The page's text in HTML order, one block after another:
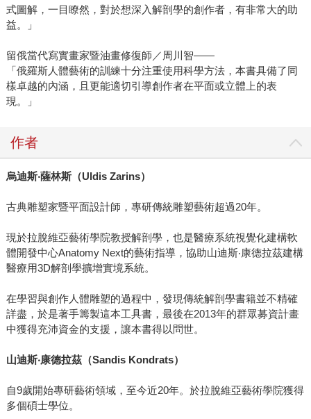
式圖解，一目瞭然，對於想深入解剖學的創作者，有非常大的助
益。」
留俄當代寫實畫家暨油畫修復師／周川智——
「俄羅斯人體藝術的訓練十分注重使用科學方法，本書具備了同
樣卓越的內涵，且更能適切引導創作者在平面或立體上的表
現。」
作者
烏迪斯‧薩林斯（Uldis Zarins）
古典雕塑家暨平面設計師，專研傳統雕塑藝術超過20年。
現於拉脫維亞藝術學院教授解剖學，也是醫療系統視覺化建構軟
體開發中心Anatomy Next的藝術指導，協助山迪斯‧康德拉茲建構
醫療用3D解剖學擴增實境系統。
在學習與創作人體雕塑的過程中，發現傳統解剖學書籍並不精確
詳盡，於是著手籌製這本工具書，最後在2013年的群眾募資計畫
中獲得充沛資金的支援，讓本書得以問世。
山迪斯‧康德拉茲（Sandis Kondrats）
自9歲開始專研藝術領域，至今近20年。於拉脫維亞藝術學院獲得
多個碩士學位。